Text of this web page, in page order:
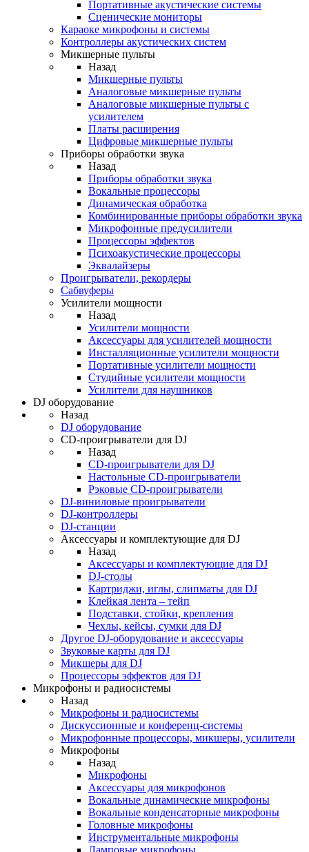
Портативные акустические системы
Сценические мониторы
Караоке микрофоны и системы
Контроллеры акустических систем
Микшерные пульты
Назад
Микшерные пульты
Аналоговые микшерные пульты
Аналоговые микшерные пульты с
усилителем
Платы расширения
Цифровые микшерные пульты
Приборы обработки звука
Назад
Приборы обработки звука
Вокальные процессоры
Динамическая обработка
Комбинированные приборы обработки звука
Микрофонные предусилители
Процессоры эффектов
Психоакустические процессоры
Эквалайзеры
Проигрыватели, рекордеры
Сабвуферы
Усилители мощности
Назад
Усилители мощности
Аксессуары для усилителей мощности
Инсталляционные усилители мощности
Портативные усилители мощности
Студийные усилители мощности
Усилители для наушников
DJ оборудование
Назад
DJ оборудование
CD-проигрыватели для DJ
Назад
CD-проигрыватели для DJ
Настольные CD-проигрыватели
Рэковые CD-проигрыватели
DJ-виниловые проигрыватели
DJ-контроллеры
DJ-станции
Аксессуары и комплектующие для DJ
Назад
Аксессуары и комплектующие для DJ
DJ-столы
Картриджи, иглы, слипматы для DJ
Клейкая лента – тейп
Подставки, стойки, крепления
Чехлы, кейсы, сумки для DJ
Другое DJ-оборудование и аксессуары
Звуковые карты для DJ
Микшеры для DJ
Процессоры эффектов для DJ
Микрофоны и радиосистемы
Назад
Микрофоны и радиосистемы
Дискуссионные и конференц-системы
Микрофонные процессоры, микшеры, усилители
Микрофоны
Назад
Микрофоны
Аксессуары для микрофонов
Вокальные динамические микрофоны
Вокальные конденсаторные микрофоны
Головные микрофоны
Инструментальные микрофоны
Ламповые микрофоны